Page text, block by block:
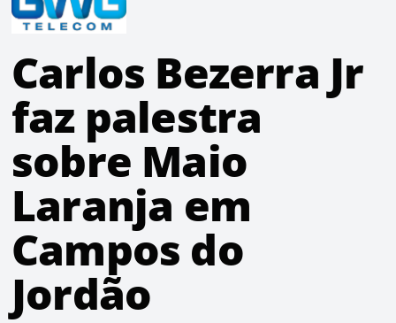
Carlos Bezerra Jr
faz palestra
sobre Maio
Laranja em
Campos do
Jordão